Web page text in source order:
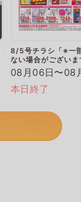
8/5号チラシ「※一
ない場合がございま
08月06日〜08
本日終了